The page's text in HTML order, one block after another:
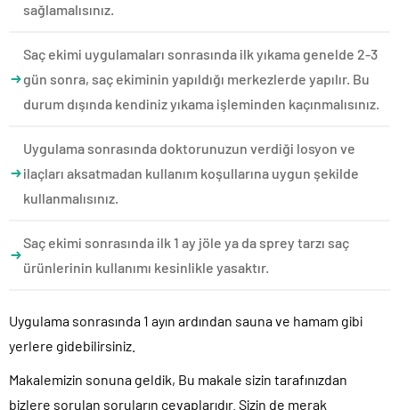
sağlamalısınız.
Saç ekimi uygulamaları sonrasında ilk yıkama genelde 2-3
gün sonra, saç ekiminin yapıldığı merkezlerde yapılır. Bu
durum dışında kendiniz yıkama işleminden kaçınmalısınız.
Uygulama sonrasında doktorunuzun verdiği losyon ve
ilaçları aksatmadan kullanım koşullarına uygun şekilde
kullanmalısınız.
Saç ekimi sonrasında ilk 1 ay jöle ya da sprey tarzı saç
ürünlerinin kullanımı kesinlikle yasaktır.
Uygulama sonrasında 1 ayın ardından sauna ve hamam gibi
yerlere gidebilirsiniz.
Makalemizin sonuna geldik, Bu makale sizin tarafınızdan
bizlere sorulan soruların cevaplarıdır. Sizin de merak